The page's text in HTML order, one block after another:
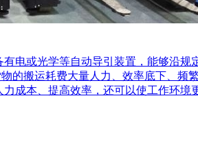
电或光学等自动导引装置，能够沿
的搬运耗费大量人力、效率底下、
本、提高效率，还可以使工作环境